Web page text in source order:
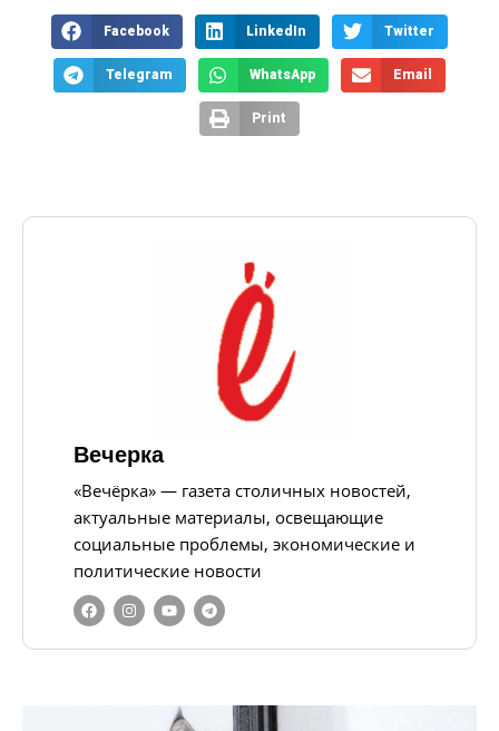
Facebook LinkedIn Twitter
Telegram WhatsApp Email
Print
Вечерка
«Вечёрка» — газета столичных новостей,
актуальные материалы, освещающие
социальные проблемы, экономические и
политические новости